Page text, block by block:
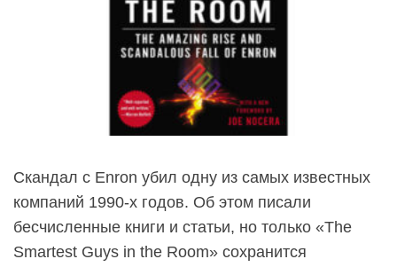
Скандал с Enron убил одну из самых известных
компаний 1990-х годов. Об этом писали
бесчисленные книги и статьи, но только «The
Smartest Guys in the Room» сохранится